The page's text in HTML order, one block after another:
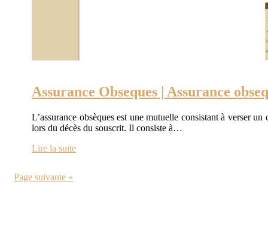
Assurance Obseques | Assurance
L’assurance obsèques est une mutuelle consistant à verser un
lors du décès du souscrit. Il consiste à…
Lire la suite
Page suivante »